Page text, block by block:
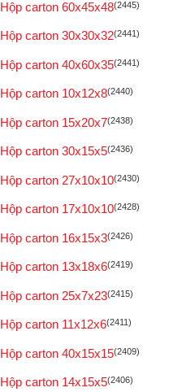
Hộp carton 60x45x48(2445)
Hộp carton 30x30x32(2441)
Hộp carton 40x60x35(2441)
Hộp carton 10x12x8(2440)
Hộp carton 15x20x7(2438)
Hộp carton 30x15x5(2436)
Hộp carton 27x10x10(2430)
Hộp carton 17x10x10(2428)
Hộp carton 16x15x3(2426)
Hộp carton 13x18x6(2419)
Hộp carton 25x7x23(2415)
Hộp carton 11x12x6(2411)
Hộp carton 40x15x15(2409)
Hộp carton 14x15x5(2406)